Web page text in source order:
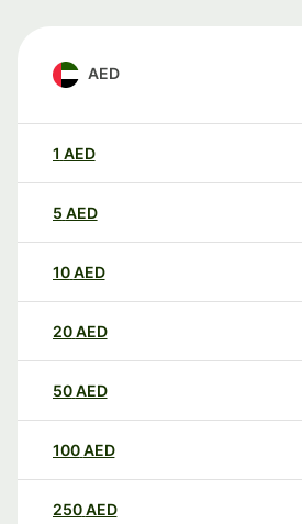
AED
1 AED
5 AED
10AED
20AED
50AED
100AED
250AED